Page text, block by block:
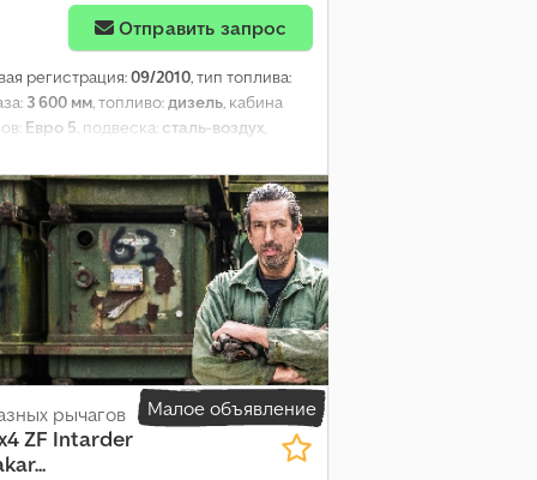
Отправить запрос
регистрация:09/2010, тип топлива:
3 600 мм, топливо:дизель, кабина
Евро 5, подвеска: сталь-воздух,
кг, Год выпуска:2010, Оборудование:
кондиционер, круиз-контроль,
Малое объявление
рычагов
ZF Intarder